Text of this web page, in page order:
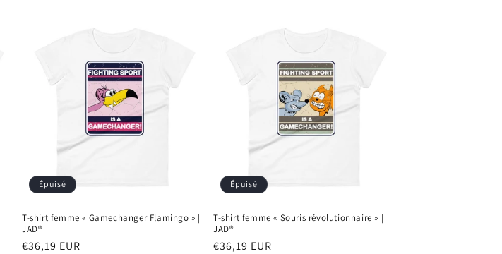
Épuisé
T-shirt femme « Gamechanger Flamingo » |
JAD®
Prix
€36,19 EUR
Épuisé
T-shirt femme « Souris révolutionnaire » |
JAD®
Prix
€36,19 EUR